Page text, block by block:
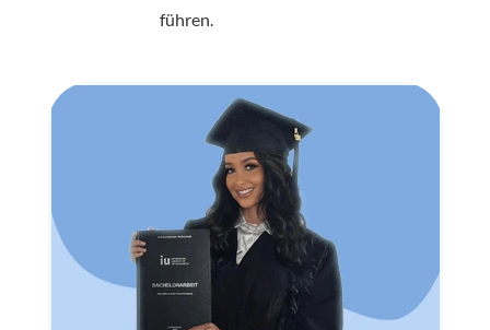
führen.